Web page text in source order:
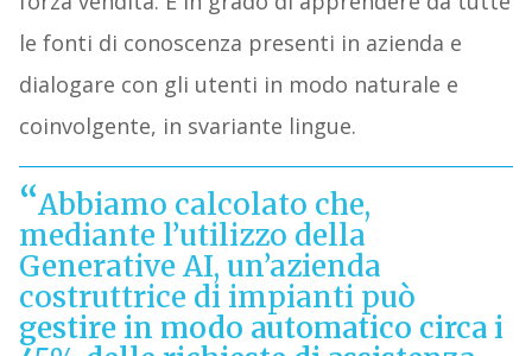
le fonti di conoscenza presenti in azienda e
dialogare con gli utenti in modo naturale e
coinvolgente, in svariante lingue.
Abbiamo calcolato che,
mediante l’utilizzo della
Generative AI, un’azienda
costruttrice di impianti può
gestire in modo automatico circa i